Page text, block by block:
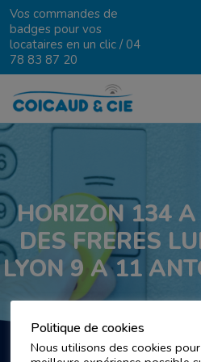
Vos commandes de
badges pour vos
locataires en un clic /04
78 83 87 20
HORIZON 134
DES FRERES
LYON 9 A 11
Politique de cookies
Nous utilisons des cookies